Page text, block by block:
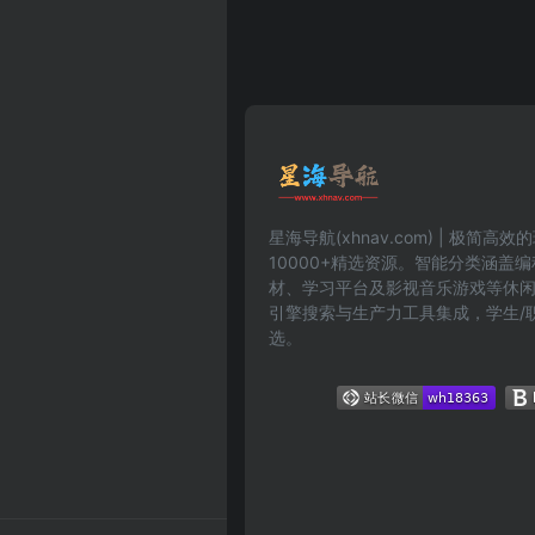
星海导航(xhnav.com) | 极简高效
10000+精选资源。智能分类涵盖
材、学习平台及影视音乐游戏等休
引擎搜索与生产力工具集成，学生/
选。